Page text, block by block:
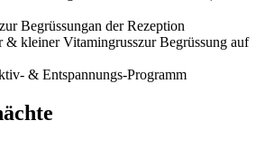
Begrüssungan der Rezeption
& kleiner Vitamingrusszur Begrüssung auf
& Entspannungs-Programm